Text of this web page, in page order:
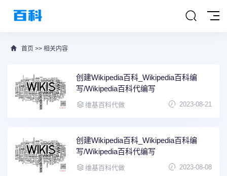
首页 >> 相关内容
创建Wikipedia百科_Wikipedia百科编
写/Wikipedia百科代编写
维基百科代做 2023-08-21
创建Wikipedia百科_Wikipedia百科编
写/Wikipedia百科代编写
维基百科代做 2023-08-08